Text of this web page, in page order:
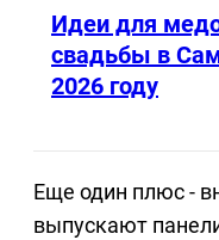
Идеи для
свадьбы в
2026 году
Еще один плюс -
выпускают